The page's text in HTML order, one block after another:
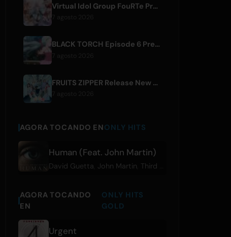
Virtual Idol Group FouRTe Project Debuts with 'ALL IN' Album Produced by m-flo's ☆Taku Takahashi
7 agosto 2026
BLACK TORCH Episode 6 Preview and Streaming Details
FRUITS ZIPPER Release New Collaboration Song '1,2,3,FOOOOUR'
AGORA TOCANDO ENONLY HITS
Human (Feat. John Martin)
David Guetta John Martin Third Party
AGORA TOCANDO
EN
ONLY HITS
GOLD
Urgent